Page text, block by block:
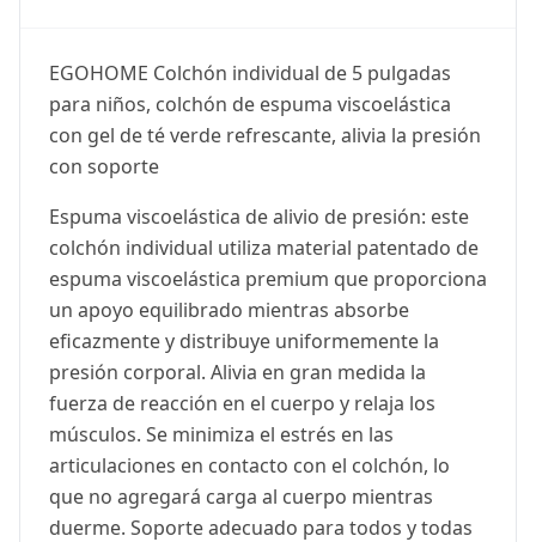
EGOHOME Colchón individual de 5 pulgadas
para niños, colchón de espuma viscoelástica
con gel de té verde refrescante, alivia la presión
con soporte
Espuma viscoelástica de alivio de presión: este
colchón individual utiliza material patentado de
espuma viscoelástica premium que proporciona
un apoyo equilibrado mientras absorbe
eficazmente y distribuye uniformemente la
presión corporal. Alivia en gran medida la
fuerza de reacción en el cuerpo y relaja los
músculos. Se minimiza el estrés en las
articulaciones en contacto con el colchón, lo
que no agregará carga al cuerpo mientras
duerme. Soporte adecuado para todos y todas